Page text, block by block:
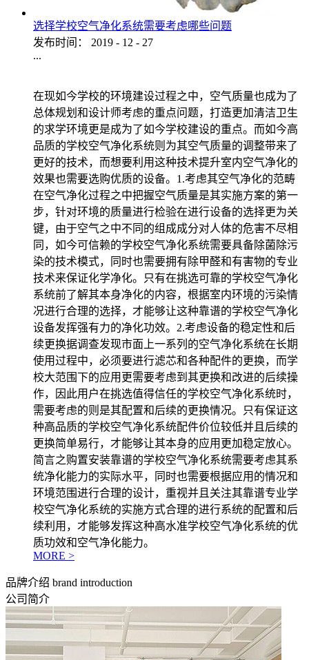
选择学校空气净化系统需要考虑哪些问题
发布时间：
2019 - 12 - 27
...
在现如今学校的环境建设过程之中，空气质量也成为了
总体规划和设计师考虑的重点问题，打造更加清洁卫生
的求学环境更是成为了如今学校建设的重点。而如今高
品质的学校空气净化系统则为其空气质量的调整带来了
更好的技术，而想要利用这种技术提升室内空气净化的
效果也需要选购优质的设备。1.考虑其空气净化的范畴
在空气净化过程之中把握空气质量是其实施方案的第一
步，针对环境的质量进行检验在进行设备的选择更为关
键，由于空气之中不同的组成成分对人体的危害不尽相
同，如今可信赖的学校空气净化系统需要具备除菌除污
染的技术模式，同时也需要拥有除甲醛和有害物的专业
技术来保证化学净化。只有在挑选可靠的学校空气净化
系统前了解其本身净化的内容，根据室内环境的污染情
况进行合理的选择，才能够让这种靠谱的学校空气净化
设备发挥强有力的净化功效。2.考虑设备的稳定性和后
续更换据调查发现市面上一系列的空气净化系统在长期
使用过程中，必须要进行滤芯和各种配件的更换，而学
校大范围下的应用更需要考虑到其更换和改进的后续操
作，因此用户在挑选值得信任的学校空气净化系统时，
需要考虑的则是其配置和后续的更换情况。只有保证这
种高品质的学校空气净化系统配件价位较低并且后续的
更换简单易行，才能够让其本身的应用更加稳定放心。
简言之购置安装靠谱的学校空气净化系统需要考虑其系
统净化能力的实际水平，同时也需要根据应用的情况和
环境范围进行合理的设计，重视并且关注其靠谱专业学
校空气净化系统的实施方式合理的进行系统的配置和后
续利用，才能够发挥这种高水准学校空气净化系统的优
质功效和空气净化能力。
MORE >
品牌介绍 brand introduction
公司简介